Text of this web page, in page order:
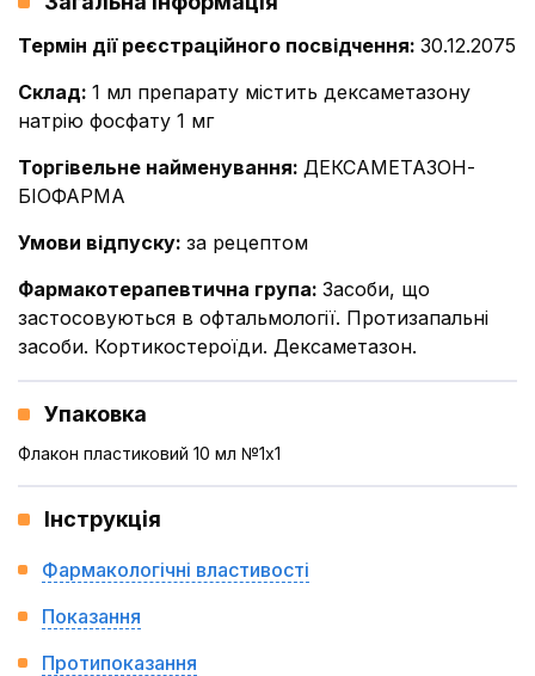
Термін дії реєстраційного посвідчення: 30.12.2075
Склад: 1 мл препарату містить дексаметазону
натрію фосфату 1 мг
Торгівельне найменування: ДЕКСАМЕТАЗОН-
БІОФАРМА
Умови відпуску: за рецептом
Фармакотерапевтична група: Засоби, що
застосовуються в офтальмології. Протизапальні
засоби. Кортикостероїди. Дексаметазон.
Упаковка
Флакон пластиковий 10 мл №1x1
Інструкція
Фармакологічні властивості
Показання
Протипоказання